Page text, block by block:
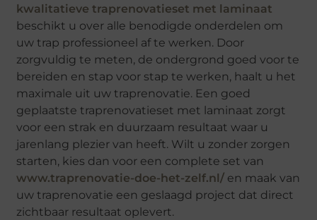
kwalitatieve traprenovatieset met laminaat
beschikt u over alle benodigde onderdelen om
uw trap professioneel af te werken. Door
zorgvuldig te meten, de ondergrond goed voor te
bereiden en stap voor stap te werken, haalt u het
maximale uit uw traprenovatie. Een goed
geplaatste traprenovatieset met laminaat zorgt
voor een strak en duurzaam resultaat waar u
jarenlang plezier van heeft. Wilt u zonder zorgen
starten, kies dan voor een complete set van
www.traprenovatie-doe-het-zelf.nl/ en maak van
uw traprenovatie een geslaagd project dat direct
zichtbaar resultaat oplevert.